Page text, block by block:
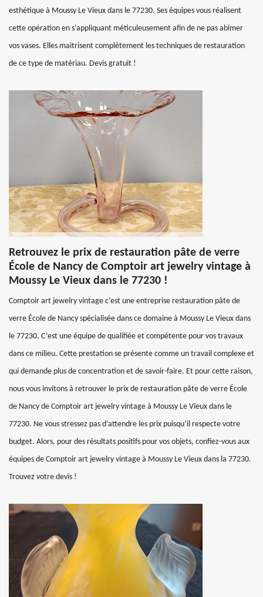
esthétique à Moussy Le Vieux dans le 77230. Ses équipes vous réalisent
cette opération en s’appliquant méticuleusement afin de ne pas abimer
vos vases. Elles maitrisent complètement les techniques de restauration
de ce type de matériau. Devis gratuit !
Retrouvez le prix de restauration pâte de verre
École de Nancy de Comptoir art jewelry vintage à
Moussy Le Vieux dans le 77230 !
Comptoir art jewelry vintage c’est une entreprise restauration pâte de
verre École de Nancy spécialisée dans ce domaine à Moussy Le Vieux dans
le 77230. C’est une équipe de qualifiée et compétente pour vos travaux
dans ce milieu. Cette prestation se présente comme un travail complexe et
qui demande plus de concentration et de savoir-faire. Et pour cette raison,
nous vous invitons à retrouver le prix de restauration pâte de verre École
de Nancy de Comptoir art jewelry vintage à Moussy Le Vieux dans le
77230. Ne vous stressez pas d’attendre les prix puisqu’il respecte votre
budget. Alors, pour des résultats positifs pour vos objets, confiez-vous aux
équipes de Comptoir art jewelry vintage à Moussy Le Vieux dans la 77230.
Trouvez votre devis !